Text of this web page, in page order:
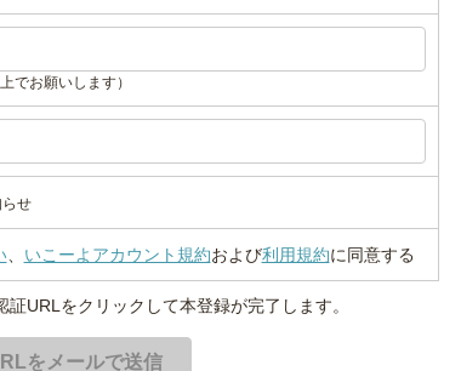
でお願いします）
せ
、 いこーよアカウント規約および利用規約に同意する
URLをクリックして本登録が完了します。